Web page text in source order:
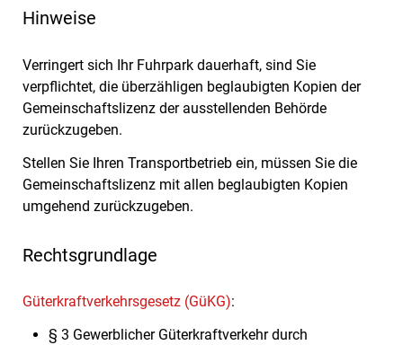
Hinweise
Verringert sich Ihr Fuhrpark dauerhaft, sind Sie
verpflichtet, die überzähligen beglaubigten Kopien der
Gemeinschaftslizenz der ausstellenden Behörde
zurückzugeben.
Stellen Sie Ihren Transportbetrieb ein, müssen Sie die
Gemeinschaftslizenz mit allen beglaubigten Kopien
umgehend zurückzugeben.
Rechtsgrundlage
Güterkraftverkehrsgesetz (GüKG):
§ 3 Gewerblicher Güterkraftverkehr durch